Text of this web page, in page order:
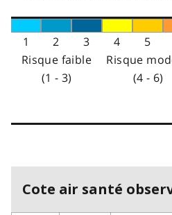
1 2 3 4 5
Risque faible
(1 - 3)
Risque
(4 - 6)
Cote air santé